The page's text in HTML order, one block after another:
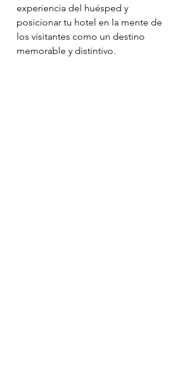
experiencia del huésped y
posicionar tu hotel en la mente de
los visitantes como un destino
memorable y distintivo.